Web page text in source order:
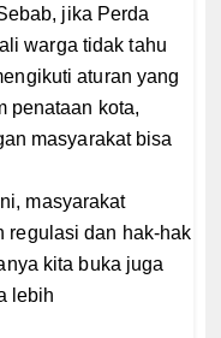
jika Perda
warga tidak tahu
aturan yang
penataan kota,
masyarakat bisa
masyarakat
regulasi dan hak-hak
kita buka juga
lebih